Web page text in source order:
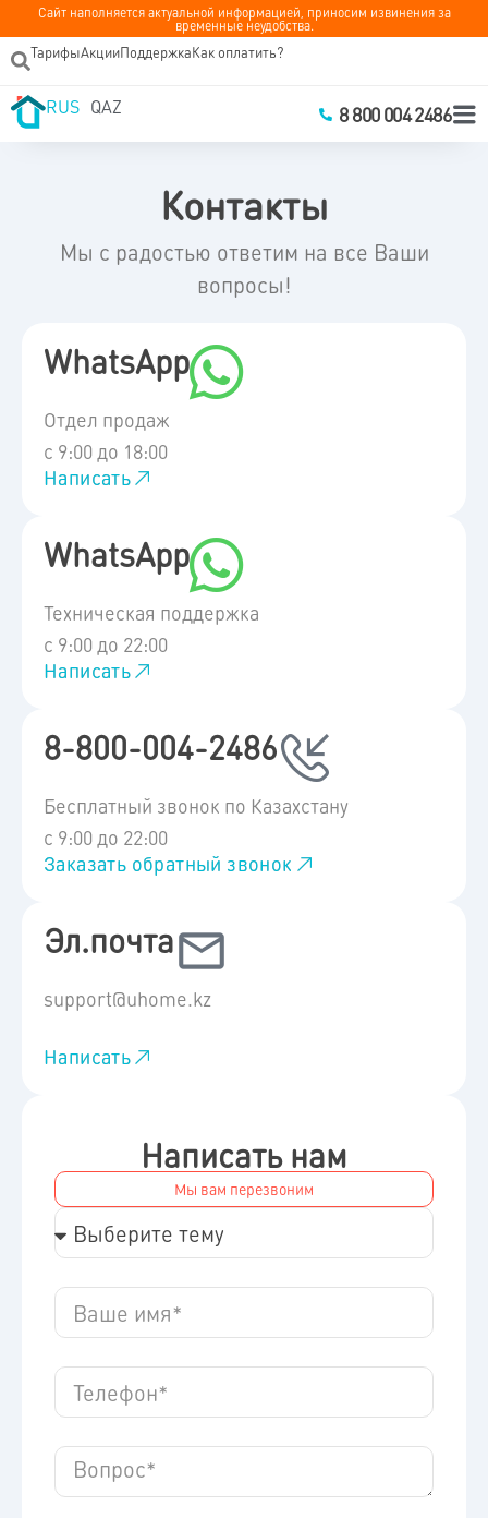
Сайт наполняется актуальной информацией, приносим извинения за
временные неудобства.
ТарифыАкцииПоддержкаКак оплатить?
RUS QAZ 8 800 004 2486
Контакты
Мы с радостью ответим на все Ваши
вопросы!
WhatsApp
Отдел продаж
с 9:00 до 18:00
Написать
WhatsApp
Техническая поддержка
с 9:00 до 22:00
Написать
8-800-004-2486
Бесплатный звонок по Казахстану
с 9:00 до 22:00
Заказать обратный звонок
Эл.почта
support@uhome.kz
Написать
Написать нам
Мы вам перезвоним